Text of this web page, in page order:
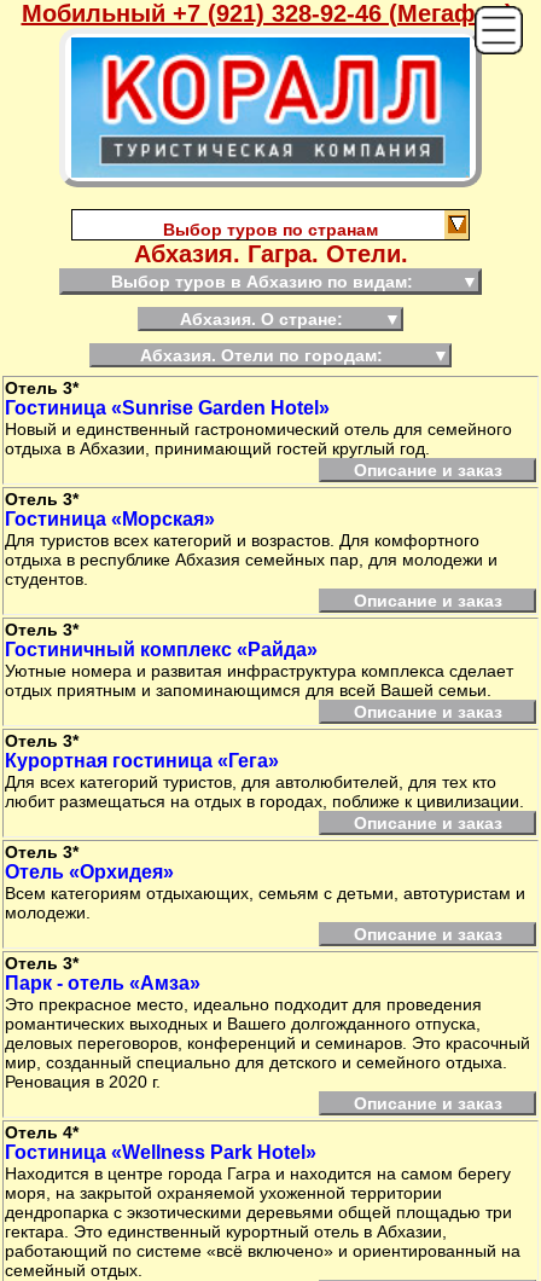
Мобильный +7 (921) 328-92-46 (Мегафон),
Выбор туров по странам
Абхазия. Гагра. Отели.
Выбор туров в Абхазию по видам:
▼
Абхазия. О стране:
▼
Абхазия. Отели по городам:
▼
Отель 3*
Гостиница «Sunrise Garden Hotel»
Новый и единственный гастрономический отель для семейного
отдыха в Абхазии, принимающий гостей круглый год.
Описание и заказ
Отель 3*
Гостиница «Морская»
Для туристов всех категорий и возрастов. Для комфортного
отдыха в республике Абхазия семейных пар, для молодежи и
студентов.
Описание и заказ
Отель 3*
Гостиничный комплекс «Райда»
Уютные номера и развитая инфраструктура комплекса сделает
отдых приятным и запоминающимся для всей Вашей семьи.
Описание и заказ
Отель 3*
Курортная гостиница «Гега»
Для всех категорий туристов, для автолюбителей, для тех кто
любит размещаться на отдых в городах, поближе к цивилизации.
Описание и заказ
Отель 3*
Отель «Орхидея»
Всем категориям отдыхающих, семьям с детьми, автотуристам и
молодежи.
Описание и заказ
Отель 3*
Парк - отель «Амза»
Это прекрасное место, идеально подходит для проведения
романтических выходных и Вашего долгожданного отпуска,
деловых переговоров, конференций и семинаров. Это красочный
мир, созданный специально для детского и семейного отдыха.
Реновация в 2020 г.
Описание и заказ
Отель 4*
Гостиница «Wellness Park Hotel»
Находится в центре города Гагра и находится на самом берегу
моря, на закрытой охраняемой ухоженной территории
дендропарка с экзотическими деревьями общей площадью три
гектара. Это единственный курортный отель в Абхазии,
работающий по системе «всё включено» и ориентированный на
семейный отдых.